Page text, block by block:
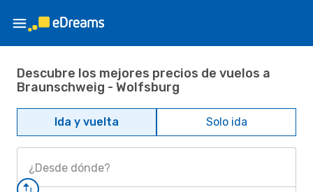
Descubre los mejores precios de vuelos a
Braunschweig - Wolfsburg
Ida y vuelta Solo ida
¿Desde dónde?